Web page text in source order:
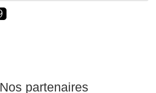
Nos partenaires